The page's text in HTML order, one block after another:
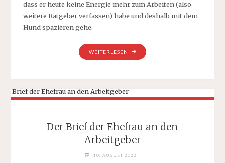
dass er heute keine Energie mehr zum Arbeiten (also
weitere Ratgeber verfassen) habe und deshalb mit dem
Hund spazieren gehe.
WEITERLESEN
„COACHING
ODER
COACHING,
DAS
IST
DIE
FRAGE!
EIN
Der Brief der Ehefrau an den
Arbeitgeber
10. AUGUST 2022